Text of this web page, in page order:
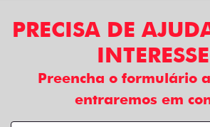
PRECISA DE
Preencha o formulário
entraremos em